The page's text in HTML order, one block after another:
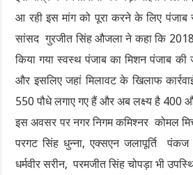
आ रही इस मांग को पूरा करने के लिए पंजाब
सांसद गुरजीत सिंह औजला ने कहा कि 2018
किया गया स्वस्थ पंजाब का मिशन पंजाब
और इसलिए जहां मिलावट के खिलाफ
550 पौधे लगाए गए हैं और अब लक्ष्य है 400 और
इस अवसर पर नगर निगम कमिश्नर कोमल
परगट सिंह धुन्ना, एक्सएन जलापूर्ति पंकज
धर्मवीर सरीन, परमजीत सिंह चोपड़ा भी